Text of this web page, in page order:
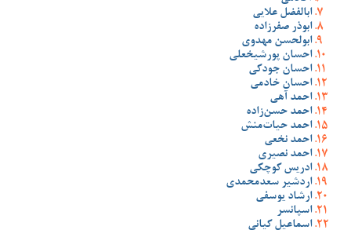
ابالفضل علایی
ابوذر صفرزاده
ابولحسن مهدوی
احسان پورشیخعلی
احسان جودکی
احسان خادمی
احمد آهی
احمد حسن‌زاده
احمد حیات‌منش
احمد نخعی
احمد نصیری
ادریس کوچکی
اردشیر سعدمحمدی
ارشاد یوسفی
اسپانسر
اسماعیل کیانی